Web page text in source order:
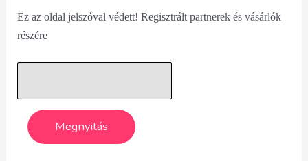
Ez az oldal jelszóval védett! Regisztrált partnerek és vásárlók
részére